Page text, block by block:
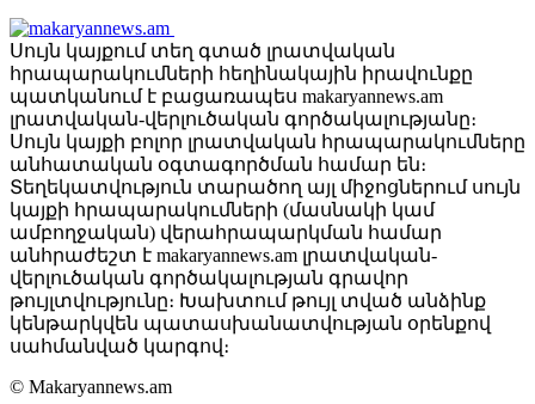
Սույն կայքում տեղ գտած լրատվական
հրապարակումների հեղինակային իրավունքը
պատկանում է բացառապես makaryannews.am
լրատվական-վերլուծական գործակալությանը։
Սույն կայքի բոլոր լրատվական հրապարակումները
անհատական օգտագործման համար են։
Տեղեկատվություն տարածող այլ միջոցներում սույն
կայքի հրապարակումների (մասնակի կամ
ամբողջական) վերահրապարկման համար
անհրաժեշտ է makaryannews.am լրատվական-
վերլուծական գործակալության գրավոր
թույլտվությունը։ Խախտում թույլ տված անձինք
կենթարկվեն պատասխանատվության օրենքով
սահմանված կարգով։
© Makaryannews.am